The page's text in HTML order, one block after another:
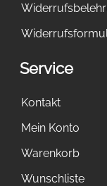
Service
Kontakt
Mein Konto
Warenkorb
Wunschliste